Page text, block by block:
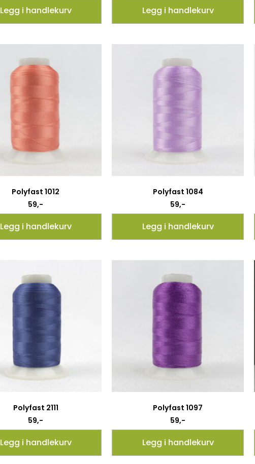
Legg i handlekurv Legg i handlekurv
Polyfast 1012
59,-
Legg i handlekurv
Polyfast 1084
59,-
Legg i handlekurv
Polyfast 2111
59,-
Legg i handlekurv
Polyfast 1097
59,-
Legg i handlekurv